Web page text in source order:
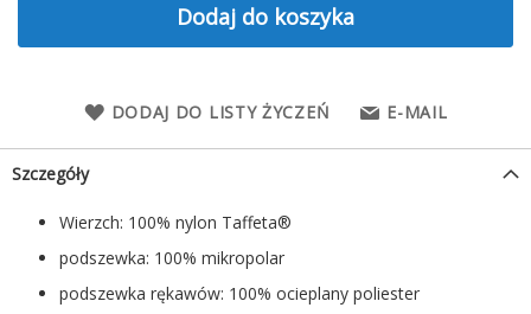
Dodaj do koszyka
DODAJ DO LISTY ŻYCZEŃ E-MAIL
Szczegóły
Wierzch: 100% nylon Taffeta®
podszewka: 100% mikropolar
podszewka rękawów: 100% ocieplany poliester